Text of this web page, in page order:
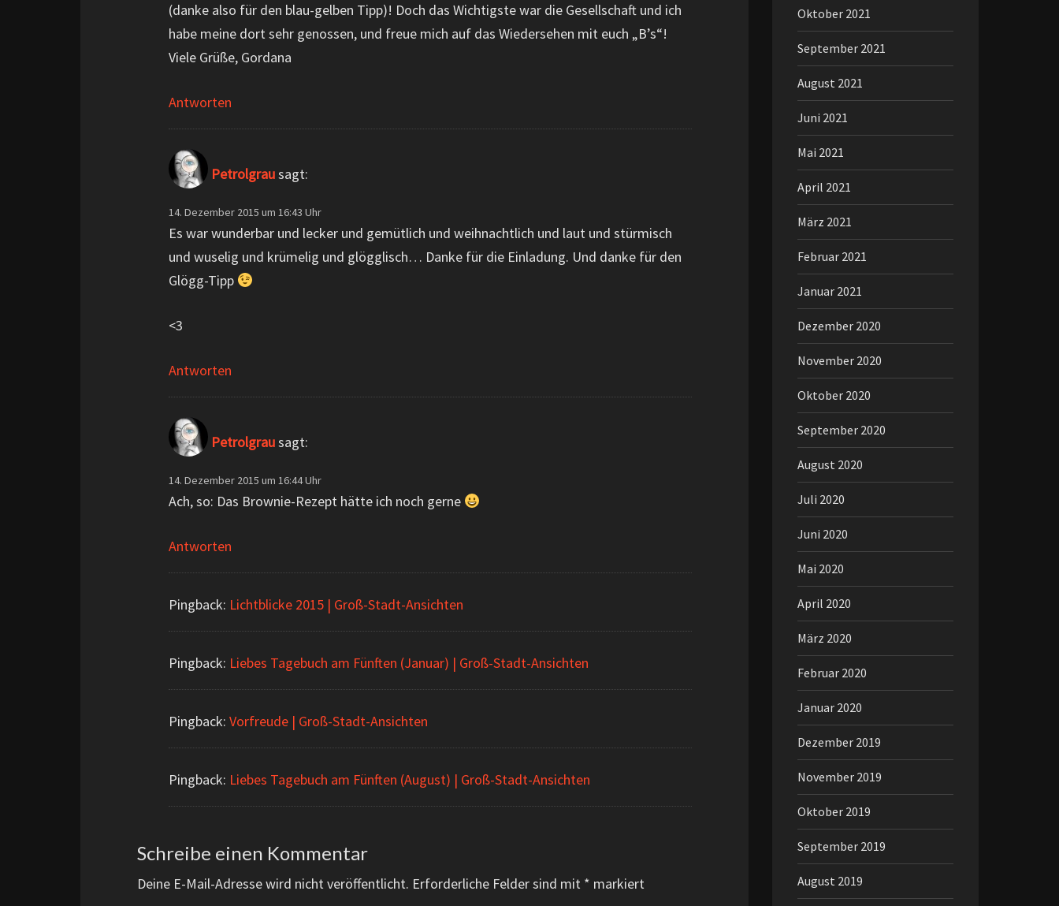
(danke also für den blau-gelben Tipp)! Doch das Wichtigste war die Gesellschaft und ich
habe meine dort sehr genossen, und freue mich auf das Wiedersehen mit euch „B’s“!
Viele Grüße, Gordana
Antworten
Petrolgrausagt:
14. Dezember 2015 um 16:43 Uhr
Es war wunderbar und lecker und gemütlich und weihnachtlich und laut und stürmisch
und wuselig und krümelig und glögglisch… Danke für die Einladung. Und danke für den
Glögg-Tipp
<3
Antworten
Petrolgrausagt:
14. Dezember 2015 um 16:44 Uhr
Ach, so: Das Brownie-Rezept hätte ich noch gerne
Antworten
Pingback: Lichtblicke 2015 | Groß-Stadt-Ansichten
Pingback: Liebes Tagebuch am Fünften (Januar) | Groß-Stadt-Ansichten
Pingback: Vorfreude | Groß-Stadt-Ansichten
Pingback: Liebes Tagebuch am Fünften (August) | Groß-Stadt-Ansichten
Schreibe einen Kommentar
Deine E-Mail-Adresse wird nicht veröffentlicht. Erforderliche Felder sind mit * markiert
Oktober 2021
September 2021
August 2021
Juni 2021
Mai 2021
April 2021
März 2021
Februar 2021
Januar 2021
Dezember 2020
November 2020
Oktober 2020
September 2020
August 2020
Juli 2020
Juni 2020
Mai 2020
April 2020
März 2020
Februar 2020
Januar 2020
Dezember 2019
November 2019
Oktober 2019
September 2019
August 2019